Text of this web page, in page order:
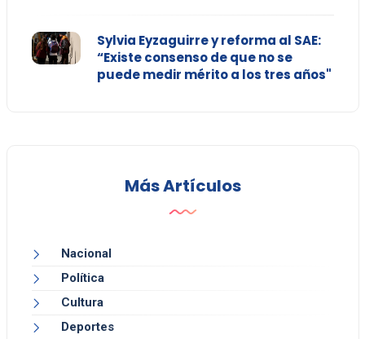
Sylvia Eyzaguirre y reforma al SAE:
“Existe consenso de que no se
puede medir mérito a los tres años"
Más Artículos
Nacional
Política
Cultura
Deportes